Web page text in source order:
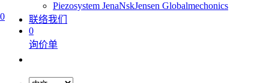
0
Piezosystem JenaNskJensen Globalmechonics
联络我们
0
询价单